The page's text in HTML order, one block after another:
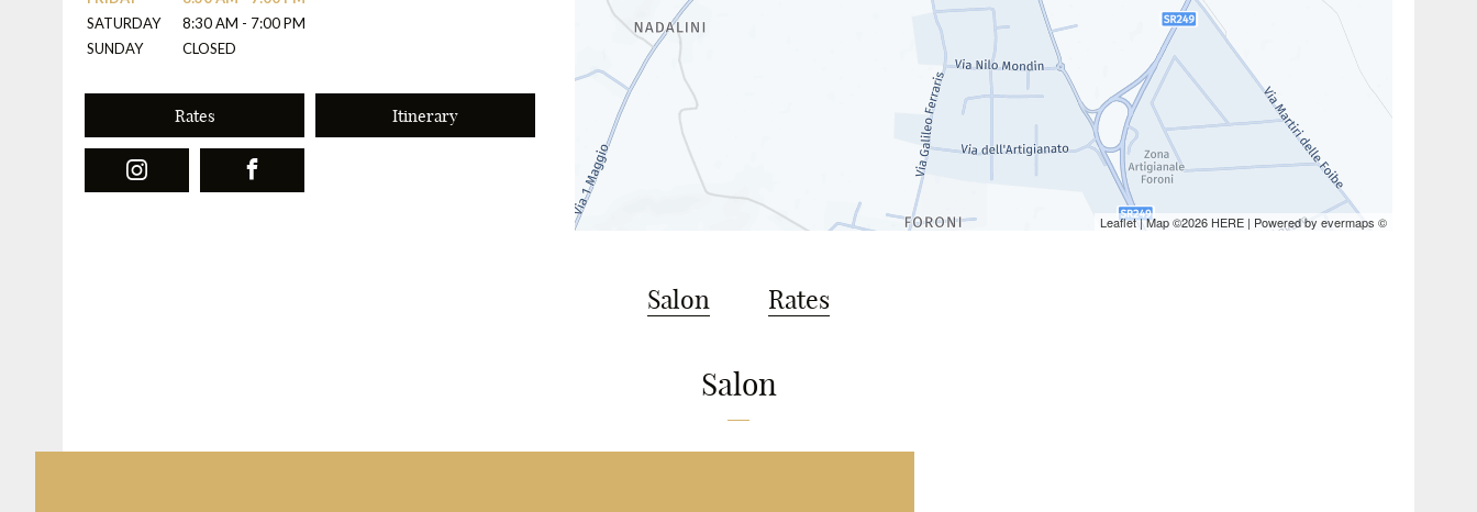
SATURDAY
8:30 AM - 7:00 PM
SUNDAY
CLOSED
Rates Itinerary
Leaflet| Map ©2026 HERE | Powered by evermaps ©
Salon Rates
Salon